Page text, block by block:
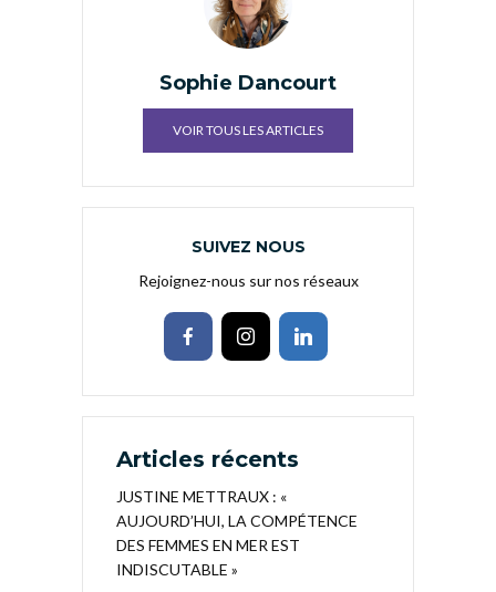
Sophie Dancourt
VOIR TOUS LES ARTICLES
SUIVEZ NOUS
Rejoignez-nous sur nos réseaux
Articles récents
JUSTINE METTRAUX : «
AUJOURD’HUI, LA COMPÉTENCE
DES FEMMES EN MER EST
INDISCUTABLE »